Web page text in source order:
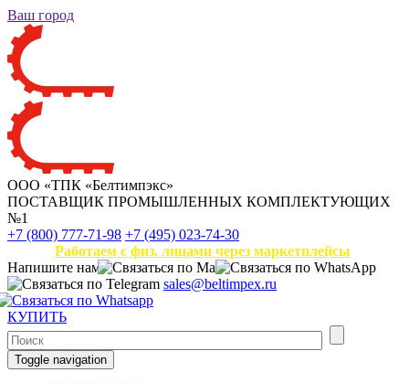
Ваш город
ООО «ТПК «Белтимпэкс»
ПОСТАВЩИК ПРОМЫШЛЕННЫХ КОМПЛЕКТУЮЩИХ
№1
+7 (800) 777-71-98 +7 (495) 023-74-30
Работаем с физ. лицами через маркетплейсы
Напишите нам
sales@beltimpex.ru
КУПИТЬ
Toggle navigation